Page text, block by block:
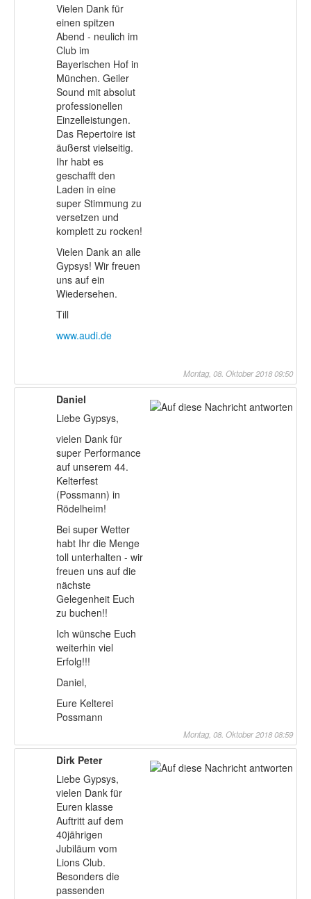
Vielen Dank für
einen spitzen
Abend - neulich im
Club im
Bayerischen Hof in
München. Geiler
Sound mit absolut
professionellen
Einzelleistungen.
Das Repertoire ist
äußerst vielseitig.
Ihr habt es
geschafft den
Laden in eine
super Stimmung zu
versetzen und
komplett zu rocken!
Vielen Dank an alle
Gypsys! Wir freuen
uns auf ein
Wiedersehen.
Till
www.audi.de
Montag, 08. Oktober 2018 09:50
Daniel
Liebe Gypsys,
vielen Dank für
super Performance
auf unserem 44.
Kelterfest
(Possmann) in
Rödelheim!
Bei super Wetter
habt Ihr die Menge
toll unterhalten - wir
freuen uns auf die
nächste
Gelegenheit Euch
zu buchen!!
Ich wünsche Euch
weiterhin viel
Erfolg!!!
Daniel,
Eure Kelterei
Possmann
Montag, 08. Oktober 2018 08:59
Dirk Peter
Liebe Gypsys,
vielen Dank für
Euren klasse
Auftritt auf dem
40jährigen
Jubiläum vom
Lions Club.
Besonders die
passenden